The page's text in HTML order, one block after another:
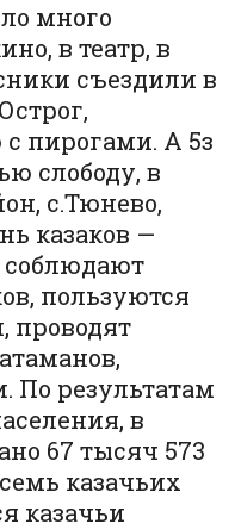
много
в театр, в
съездили в
пирогами. А 5з
слободу, в
с.Тюнево,
казаков —
соблюдают
пользуются
проводят
По результатам
в
67 тысяч 573
казачьих
казачьи